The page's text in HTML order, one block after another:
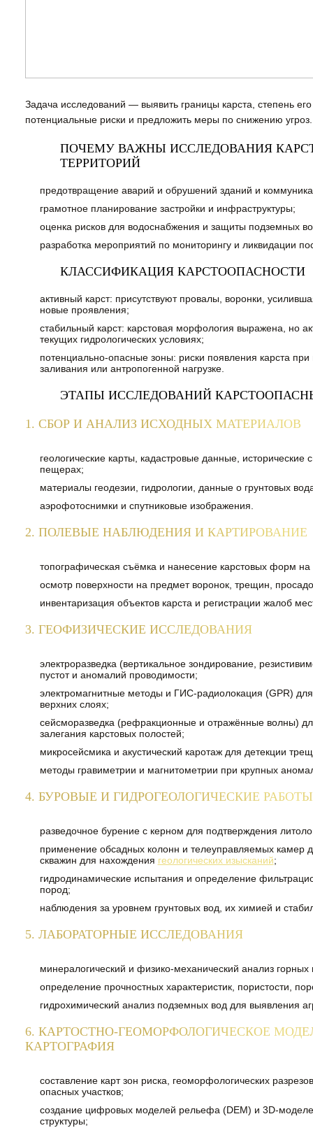
Задача исследований — выявить границы карста, степень
потенциальные риски и предложить меры по снижению угроз.
ПОЧЕМУ ВАЖНЫ ИССЛЕДОВАНИЯ
ТЕРРИТОРИЙ
предотвращение аварий и обрушений зданий и
грамотное планирование застройки и инфраструктуры;
оценка рисков для водоснабжения и защиты подземных
разработка мероприятий по мониторингу и ликвидации
КЛАССИФИКАЦИЯ КАРСТООПАСНОСТИ
активный карст: присутствуют провалы, воронки,
новые проявления;
стабильный карст: карстовая морфология выражена, но
текущих гидрологических условиях;
потенциально-опасные зоны: риски появления карста
заливания или антропогенной нагрузке.
ЭТАПЫ ИССЛЕДОВАНИЙ
1. СБОР И АНАЛИЗ ИСХОДНЫХ МАТЕРИАЛОВ
геологические карты, кадастровые данные, исторические
пещерах;
материалы геодезии, гидрологии, данные о грунтовых
аэрофотоснимки и спутниковые изображения.
2. ПОЛЕВЫЕ НАБЛЮДЕНИЯ И КАРТИРОВАНИЕ
топографическая съёмка и нанесение карстовых форм
осмотр поверхности на предмет воронок, трещин,
инвентаризация объектов карста и регистрации жалоб
3. ГЕОФИЗИЧЕСКИЕ ИССЛЕДОВАНИЯ
электроразведка (вертикальное зондирование,
пустот и аномалий проводимости;
электромагнитные методы и ГИС-радиолокация (GPR)
верхних слоях;
сейсморазведка (рефракционные и отражённые волны)
залегания карстовых полостей;
микросейсмика и акустический каротаж для детекции
методы гравиметрии и магнитометрии при крупных
4. БУРОВЫЕ И ГИДРОГЕОЛОГИЧЕСКИЕ РАБОТЫ
разведочное бурение с керном для подтверждения
применение обсадных колонн и телеуправляемых камер
скважин для нахождения геологических изысканий;
гидродинамические испытания и определение
пород;
наблюдения за уровнем грунтовых вод, их химией и
5. ЛАБОРАТОРНЫЕ ИССЛЕДОВАНИЯ
минералогический и физико-механический анализ горных
определение прочностных характеристик, пористости,
гидрохимический анализ подземных вод для выявления
6. КАРТОСТНО-ГЕОМОРФОЛОГИЧЕСКОЕ
КАРТОГРАФИЯ
составление карт зон риска, геоморфологических
опасных участков;
создание цифровых моделей рельефа (DEM) и 3D-
структуры;